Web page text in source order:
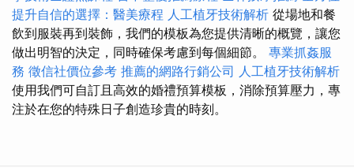
提升自信的選擇：醫美療程 人工植牙技術解析 從場地和餐
飲到服裝再到裝飾，我們的模板為您提供清晰的概覽，讓您
做出明智的決定，同時確保考慮到每個細節。 專業抓姦服
務 徵信社價位參考 推薦的網路行銷公司 人工植牙技術解析
使用我們可自訂且高效的婚禮預算模板，消除預算壓力，專
注於在您的特殊日子創造珍貴的時刻。